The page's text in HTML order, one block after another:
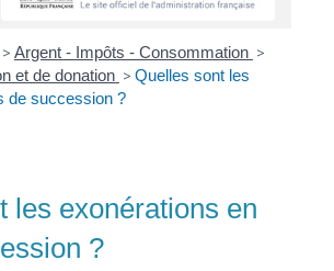
> Argent - Impôts - Consommation >
et de donation > Quelles sont les
de succession ?
les exonérations en
?